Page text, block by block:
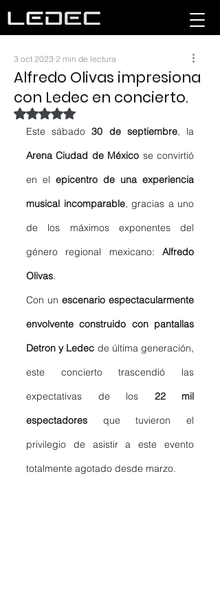
Alfredo Olivas impresiona
con Ledec en concierto.
3 oct 2023 2 min de lectura
Obtuvo NaN de 5 estrellas.
Este sábado 30 de septiembre
Arena Ciudad de México se convirtió
en el epicentro de una experiencia
musical incomparable, gracias a uno
de los máximos exponentes del
género regional mexicano: Alfredo
Olivas.
Con un escenario espectacularmente
envolvente construido con pantallas
Detron y Ledec de última generación,
este concierto trascendió las
expectativas de los 22 mil
espectadores que tuvieron el
privilegio de asistir a este evento
totalmente agotado desde marzo.